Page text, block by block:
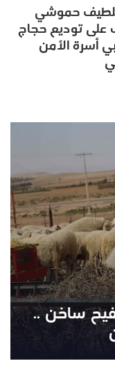
حموشي
توديع حجاج
أسرة الأمن
ساخن ..